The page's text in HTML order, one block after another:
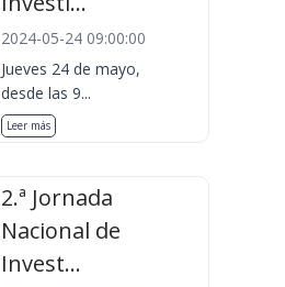
2024-05-24 09:00:00
Jueves 24 de mayo,
desde las 9...
Leer más
2.ª Jornada
Nacional de
Invest...